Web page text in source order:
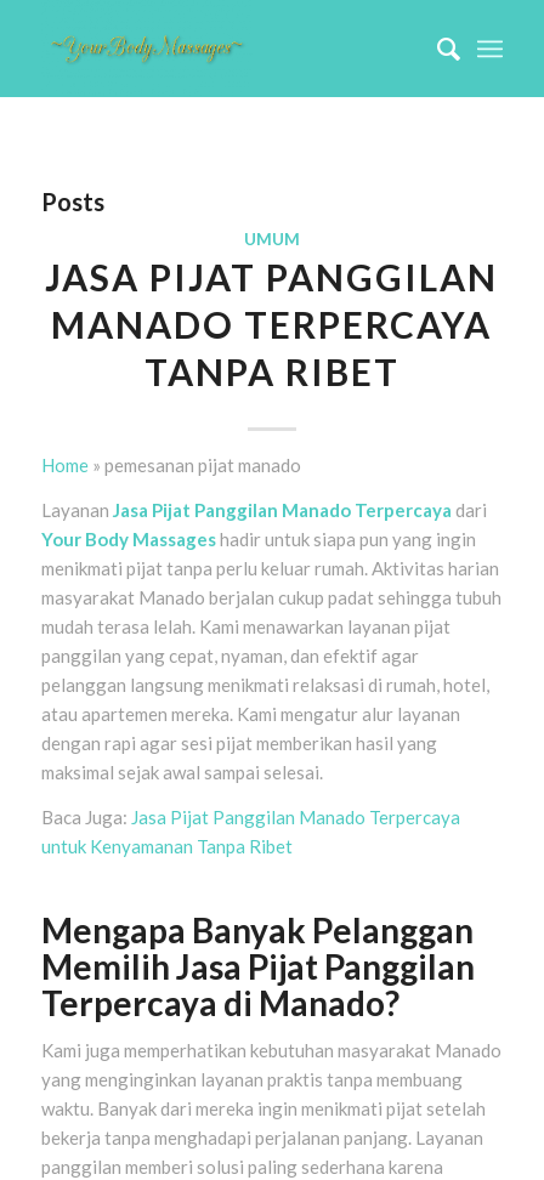
Posts
UMUM
JASA PIJAT PANGGILAN
MANADO TERPERCAYA
TANPA RIBET
Home» pemesanan pijat manado
Layanan Jasa Pijat Panggilan Manado Terpercaya dari
Your Body Massageshadir untuk siapa pun yang ingin
menikmati pijat tanpa perlu keluar rumah. Aktivitas harian
masyarakat Manado berjalan cukup padat sehingga tubuh
mudah terasa lelah. Kami menawarkan layanan pijat
panggilan yang cepat, nyaman, dan efektif agar
pelanggan langsung menikmati relaksasi di rumah, hotel,
atau apartemen mereka. Kami mengatur alur layanan
dengan rapi agar sesi pijat memberikan hasil yang
maksimal sejak awal sampai selesai.
Baca Juga: Jasa Pijat Panggilan Manado Terpercaya
untuk Kenyamanan Tanpa Ribet
Mengapa Banyak Pelanggan
Memilih Jasa Pijat Panggilan
Terpercaya di Manado?
Kami juga memperhatikan kebutuhan masyarakat Manado
yang menginginkan layanan praktis tanpa membuang
waktu. Banyak dari mereka ingin menikmati pijat setelah
bekerja tanpa menghadapi perjalanan panjang. Layanan
panggilan memberi solusi paling sederhana karena